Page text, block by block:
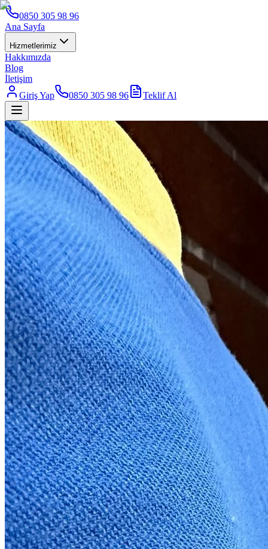
0850 305 98 96
Ana Sayfa
Hizmetlerimiz
Hakkımızda
Blog
İletişim
Giriş Yap
0850 305 98 96 Teklif Al